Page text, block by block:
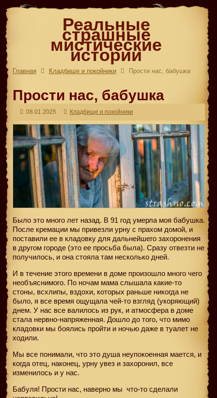
Реальные
страшные
мистические
истории
Главная Кладбище и покойники Прости нас, бабушка
Прости нас, бабушка
08.01.2025 Кладбище и покойники
Было это много лет назад. В 91 год умерла моя бабушка.
После кремации мы привезли урну с прахом домой, и
поставили ее в кладовку для дальнейшего захоронения
в другом городе (это ее просьба была). Сразу отвезти не
получилось, и она стояла там несколько дней.
И в течение этого времени в доме произошло много чего
необъяснимого. По ночам мама слышала какие-то
стоны, всхлипы, вздохи, которых раньше никогда не
было, я все время ощущала чей-то взгляд (укоряющий)
днем. У нас все валилось из рук, и атмосфера в доме
стала нервно-напряженная. Дошло до того, что мимо
кладовки мы боялись пройти и ночью даже в туалет не
ходили.
Мы все понимали, что это душа неупокоенная мается, и
когда отец, наконец, урну увез и захоронил, все
изменилось и у нас.
Бабуля! Прости нас, наверно мы что-то сделали